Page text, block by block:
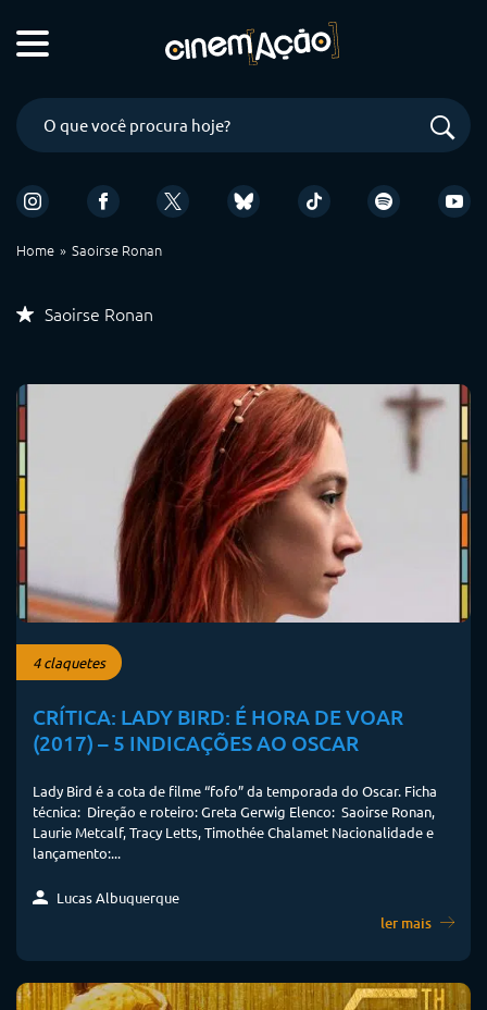
Home Saoirse Ronan
Saoirse Ronan
4 claquetes
CRÍTICA: LADY BIRD: É HORA DE VOAR
(2017) – 5 INDICAÇÕES AO OSCAR
Lady Bird é a cota de filme “fofo” da temporada do Oscar. Ficha
técnica: Direção e roteiro: Greta Gerwig Elenco: Saoirse Ronan,
Laurie Metcalf, Tracy Letts, Timothée Chalamet Nacionalidade e
lançamento:...
Lucas Albuquerque
ler mais